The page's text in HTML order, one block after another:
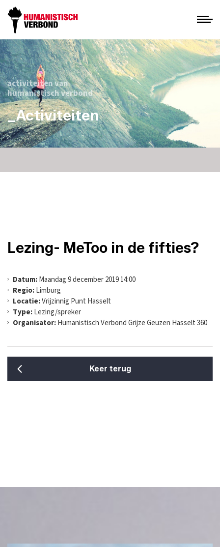
activiteiten van
humanistisch verbond
_Activiteiten
Lezing- MeToo in de fifties?
Datum:Maandag 9 december 2019 14:00
Regio:Limburg
Locatie:Vrijzinnig Punt Hasselt
Type:Lezing/spreker
Organisator:Humanistisch Verbond Grijze Geuzen Hasselt 360
Keer terug